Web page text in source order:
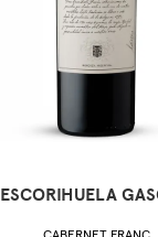
ESCORIHUELA